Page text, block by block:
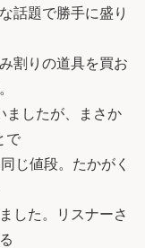
話題で勝手に盛り
割りの道具を買お
ましたが、まさか
で
じ値段。たかがく
した。リスナーさ